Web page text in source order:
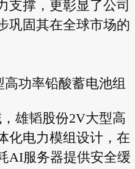
支撑，更彰显了公司
巩固其在全球市场的
功率铅酸蓄电池组
雄韬股份2V大型高
化电力模组设计，在
AI服务器提供安全缓